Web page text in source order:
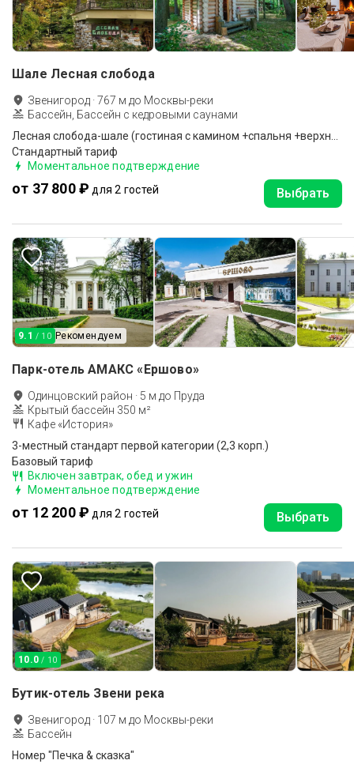
Шале Лесная слобода
Звенигород ·767 м до Москвы-реки
Бассейн, Бассейн с кедровыми саунами
Стандартный тариф
Моментальное подтверждение
от 37 800 ₽ для 2 гостей Выбрать
9.1 / 10 Рекомендуем
Парк-отель АМАКС «Ершово»
Одинцовский район · 5 м до Пруда
Крытый бассейн 350 м²
Кафе «История»
3-местный стандарт первой категории (2,3 корп.)
Базовый тариф
Включен завтрак, обед и ужин
Моментальное подтверждение
от 12 200 ₽ для 2 гостей Выбрать
10.0 / 10
Бутик-отель Звени река
Звенигород · 107 м до Москвы-реки
Бассейн
Номер "Печка & сказка"